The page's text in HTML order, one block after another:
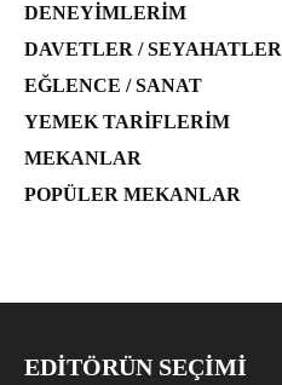
DENEYIMLERIM
DAVETLER / SEYAHATLER
EĞLENCE / SANAT
YEMEK TARIFLERIM
MEKANLAR
POPÜLER MEKANLAR
EDITÖRÜN SEÇIMI